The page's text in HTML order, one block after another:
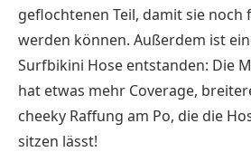
geflochtenen Teil, damit sie
werden können. Außerdem ist
Surfbikini Hose entstanden: Die
hat etwas mehr Coverage,
cheeky Raffung am Po, die die
sitzen lässt!